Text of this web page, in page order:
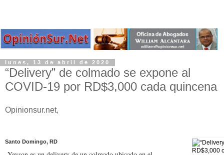
lunes, 13 de abril de 2020
“Delivery” de colmado se expone al
COVID-19 por RD$3,000 cada quincena
Opinionsur.net,
Santo Domingo, RD